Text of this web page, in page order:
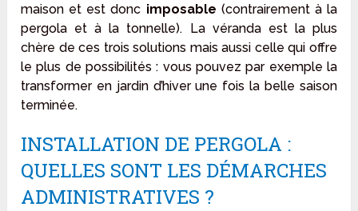
maison et est donc imposable (contrairement à la
pergola et à la tonnelle). La véranda est la plus
chère de ces trois solutions mais aussi celle qui offre
le plus de possibilités : vous pouvez par exemple la
transformer en jardin d’hiver une fois la belle saison
terminée.
INSTALLATION DE PERGOLA :
QUELLES SONT LES DÉMARCHES
ADMINISTRATIVES ?